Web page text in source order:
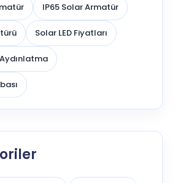
IP65 Solar Armatür
Solar LED Fiyatları